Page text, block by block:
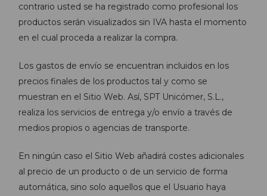
contrario usted se ha registrado como profesional los
productos serán visualizados sin IVA hasta el momento
en el cual proceda a realizar la compra.
Los gastos de envío se encuentran incluidos en los
precios finales de los productos tal y como se
muestran en el Sitio Web. Así, SPT Unicómer, S.L.,
realiza los servicios de entrega y/o envío a través de
medios propios o agencias de transporte.
En ningún caso el Sitio Web añadirá costes adicionales
al precio de un producto o de un servicio de forma
automática, sino solo aquellos que el Usuario haya